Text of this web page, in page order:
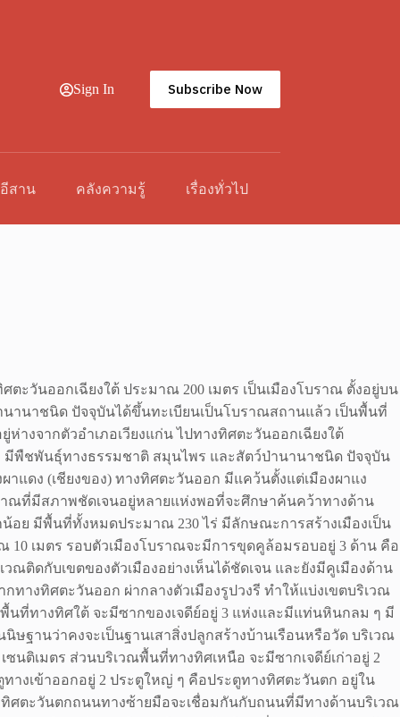
Sign In Subscribe Now
สาน คลังความรู้ เรื่องทั่วไป
ตะวันออกเฉียงใต้ ประมาณ 200 เมตร เป็นเมืองโบราณ ตั้งอยู่บน
นานาชนิด ปัจจุบันได้ขึ้นทะเบียนเป็นโบราณสถานแล้ว เป็นพื้นที่
างจากตัวอำเภอเวียงแก่น ไปทางทิศตะวันออกเฉียงใต้
บ มีพืชพันธุ์ทางธรรมชาติ สมุนไพร และสัตว์ป่านานาชนิด ปัจจุบัน
แดง (เชียงของ) ทางทิศตะวันออก มีแคว้นตั้งแต่เมืองผาแง
าณที่มีสภาพชัดเจนอยู่หลายแห่งพอที่จะศึกษาค้นคว้าทางด้าน
อย มีพื้นที่ทั้งหมดประมาณ 230 ไร่ มีลักษณะการสร้างเมืองเป็น
เมตร รอบตัวเมืองโบราณจะมีการขุดคูล้อมรอบอยู่ 3 ด้าน คือ
ติดกับเขตของตัวเมืองอย่างเห็นได้ชัดเจน และยังมีคูเมืองด้าน
างทิศตะวันออก ผ่ากลางตัวเมืองรูปวงรี ทำให้แบ่งเขตบริเวณ
ที่ทางทิศใต้ จะมีซากของเจดีย์อยู่ 3 แห่งและมีแท่นหินกลม ๆ มี
ษฐานว่าคงจะเป็นฐานเสาสิ่งปลูกสร้างบ้านเรือนหรือวัด บริเวณ
นติเมตร ส่วนบริเวณพื้นที่ทางทิศเหนือ จะมีซากเจดีย์เก่าอยู่ 2
างเข้าออกอยู่ 2 ประตูใหญ่ ๆ คือประตูทางทิศตะวันตก อยู่ใน
ศตะวันตกถนนทางซ้ายมือจะเชื่อมกันกับถนนที่มีทางด้านบริเวณ